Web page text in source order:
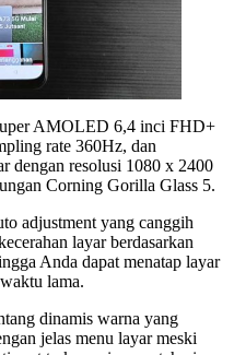
AMOLED 6,4 inci FHD+
rate 360Hz, dan
dengan resolusi 1080 x 2400
Corning Gorilla Glass 5.
adjustment yang canggih
layar berdasarkan
Anda dapat menatap layar
lama.
dinamis warna yang
jelas menu layar meski